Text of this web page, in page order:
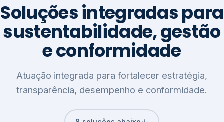
Soluções integradas para
sustentabilidade, gestão
e conformidade
Atuação integrada para fortalecer estratégia,
transparência, desempenho e conformidade.